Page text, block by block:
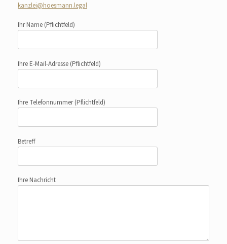
kanzlei@hoesmann.legal
Ihr Name (Pflichtfeld)
Ihre E-Mail-Adresse (Pflichtfeld)
Ihre Telefonnummer(Pflichtfeld)
Betreff
Ihre Nachricht